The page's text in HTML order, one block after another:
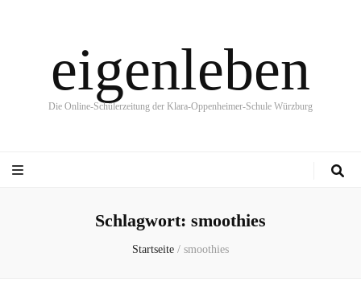
eigenleben
Die Online-Schülerzeitung der Klara-Oppenheimer-Schule Würzburg
Schlagwort: smoothies
Startseite / smoothies